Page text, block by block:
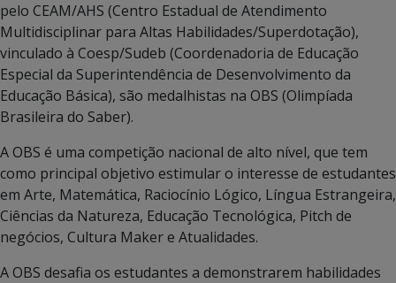
pelo CEAM/AHS (Centro Estadual de Atendimento
Multidisciplinar para Altas Habilidades/Superdotação),
vinculado à Coesp/Sudeb (Coordenadoria de Educação
Especial da Superintendência de Desenvolvimento da
Educação Básica), são medalhistas na OBS (Olimpíada
Brasileira do Saber).
A OBS é uma competição nacional de alto nível, que tem
como principal objetivo estimular o interesse de estudantes
em Arte, Matemática, Raciocínio Lógico, Língua Estrangeira,
Ciências da Natureza, Educação Tecnológica, Pitch de
negócios, Cultura Maker e Atualidades.
A OBS desafia os estudantes a demonstrarem habilidades